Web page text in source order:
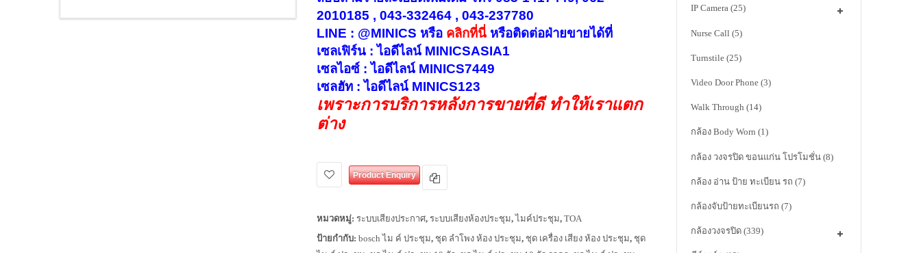
2010185 , 043-332464 , 043-237780
LINE : @MINICS หรือ คลิกที่นี่ หรือติดต่อฝ่ายขายได้ที่
เซลเฟิร์น : ไอดีไลน์ MINICSASIA1
เซลไอซ์ : ไอดีไลน์ MINICS7449
เซลฮัท : ไอดีไลน์ MINICS123
เพราะการบริการหลังการขายที่ดี ทำให้เราแตก
ต่าง
Product Enquiry
หมวดหมู่: ระบบเสียงประกาศ, ระบบเสียงห้องประชุม,ไมค์ประชุม, TOA
ป้ายกำกับ: bosch ไม ค์ ประชุม, ชุด ลำโพง ห้อง ประชุม, ชุด เครื่อง เสียง ห้อง ประชุม, ชุด
IP Camera (25)
Nurse Call (5)
Turnstile (25)
Video Door Phone (3)
Walk Through (14)
กล้อง Body Worn (1)
กล้อง วงจรปิด ขอนแก่น โปรโมชั่น (8)
กล้อง อ่าน ป้าย ทะเบียน รถ (7)
กล้องจับป้ายทะเบียนรถ (7)
กล้องวงจรปิด (339)